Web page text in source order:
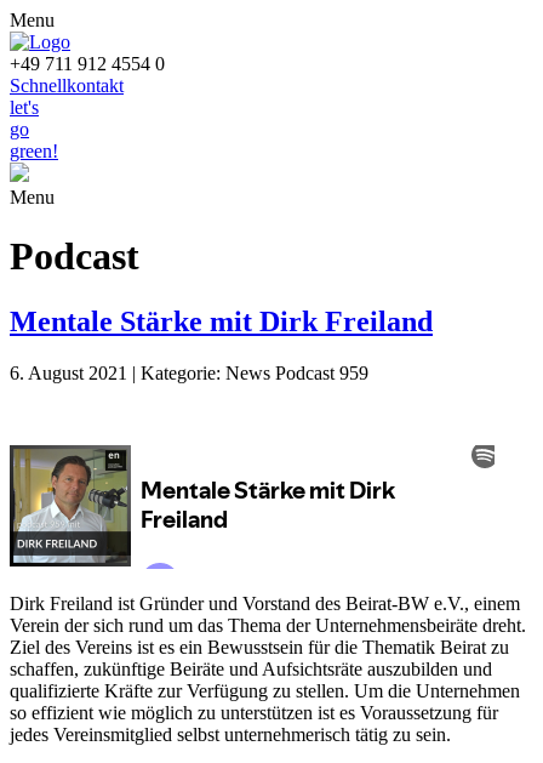
Menu
+49 711 912 4554 0
Schnellkontakt
let's
go
green!
Menu
Podcast
Mentale Stärke mit Dirk Freiland
6. August 2021 | Kategorie: News Podcast 959
Dirk Freiland ist Gründer und Vorstand des Beirat-BW e.V., einem
Verein der sich rund um das Thema der Unternehmensbeiräte dreht.
Ziel des Vereins ist es ein Bewusstsein für die Thematik Beirat zu
schaffen, zukünftige Beiräte und Aufsichtsräte auszubilden und
qualifizierte Kräfte zur Verfügung zu stellen. Um die Unternehmen
so effizient wie möglich zu unterstützen ist es Voraussetzung für
jedes Vereinsmitglied selbst unternehmerisch tätig zu sein.